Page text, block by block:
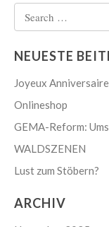
for:
NEUESTE
Joyeux Anniversaire
Onlineshop
GEMA-Reform:
WALDSZENEN
Lust zum Stöbern?
ARCHIV